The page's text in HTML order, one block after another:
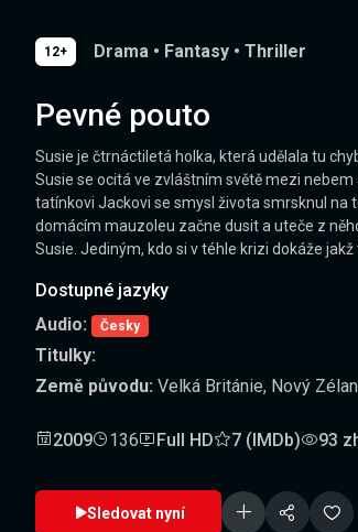
12+ Drama • Fantasy • Thriller
Pevné pouto
Susie je čtrnáctiletá holka, která udělala tu
Susie se ocitá ve zvláštním světě mezi
tatínkovi Jackovi se smysl života smrsknul
domácím mauzoleu začne dusit a uteče z
Susie. Jediným, kdo si v téhle krizi dokáže
Dostupné jazyky
Audio:
Česky
Titulky:
Země původu: Velká Británie, Nový
2009 136 Full HD 7 (IMDb) 93
Sledovat nyní